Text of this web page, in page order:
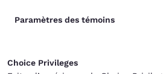
Paramètres des témoins
Choice Privileges